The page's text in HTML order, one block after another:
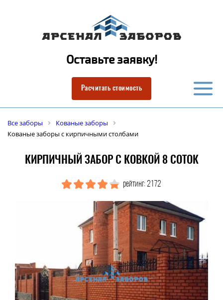
Оставьте заявку!
Расчитать стоимость
Все заборы
Кованые заборы
Кованые заборы с кирпичными столбами
КИРПИЧНЫЙ ЗАБОР С КОВКОЙ 8 СОТОК
рейтинг: 2172